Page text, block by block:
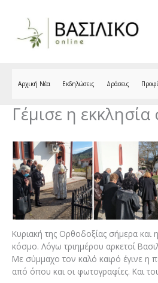
Αρχική Νέα Εκδηλώσεις Δράσεις
Γέμισε η
Κυριακή της Ορθοδοξίας σήμερα και
κόσμο. Λόγω τριημέρου αρκετοί
Με σύμμαχο τον καλό καιρό έγινε η
από όπου και οι φωτογραφίες. Και